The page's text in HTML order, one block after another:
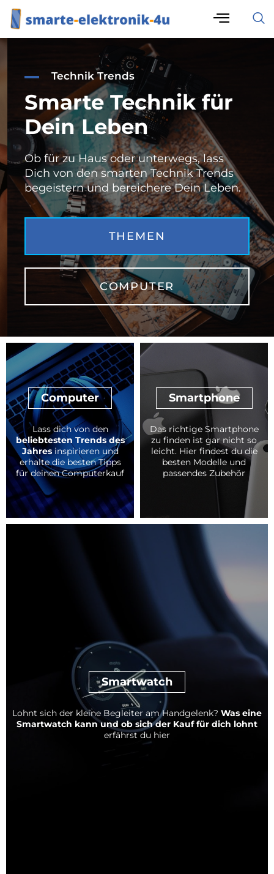
Technik Trends
Smarte Technik für
Dein Leben
Ob für zu Haus oder unterwegs, lass
Dich von den smarten Technik Trends
begeistern und bereichere Dein Leben.
THEMEN
COMPUTER
Computer
Lass dich von den
beliebtesten Trends des
Jahresinspirieren und
erhalte die besten Tipps
für deinen Computerkauf
Smartphone
Das richtige Smartphone
zu finden ist gar nicht so
leicht. Hier findest du die
besten Modelle und
passendes Zubehör
Smartwatch
Lohnt sich der kleine Begleiter am Handgelenk? Was eine
Smartwatch kann und ob sich der Kauf für dich lohnt
erfährst du hier